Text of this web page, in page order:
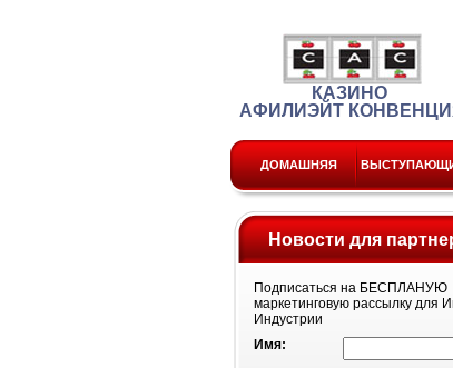
КАЗИНО
АФИЛИЭЙТ
ДОМАШНЯЯ
Новости для
Подписаться на БЕСПЛАНУЮ
маркетинговую рассылку для
Индустрии
Имя: